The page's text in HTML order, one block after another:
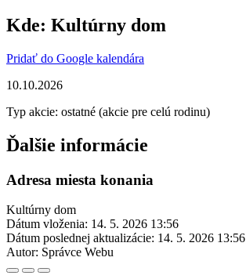
Kde: Kultúrny dom
Pridať do Google kalendára
10.10.2026
Typ akcie: ostatné (akcie pre celú rodinu)
Ďalšie informácie
Adresa miesta konania
Kultúrny dom
Dátum vloženia: 14. 5. 2026 13:56
Dátum poslednej aktualizácie: 14. 5. 2026 13:56
Autor: Správce Webu